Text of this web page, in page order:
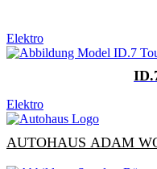
Elektro
Elektro
AUTOHAUS ADAM